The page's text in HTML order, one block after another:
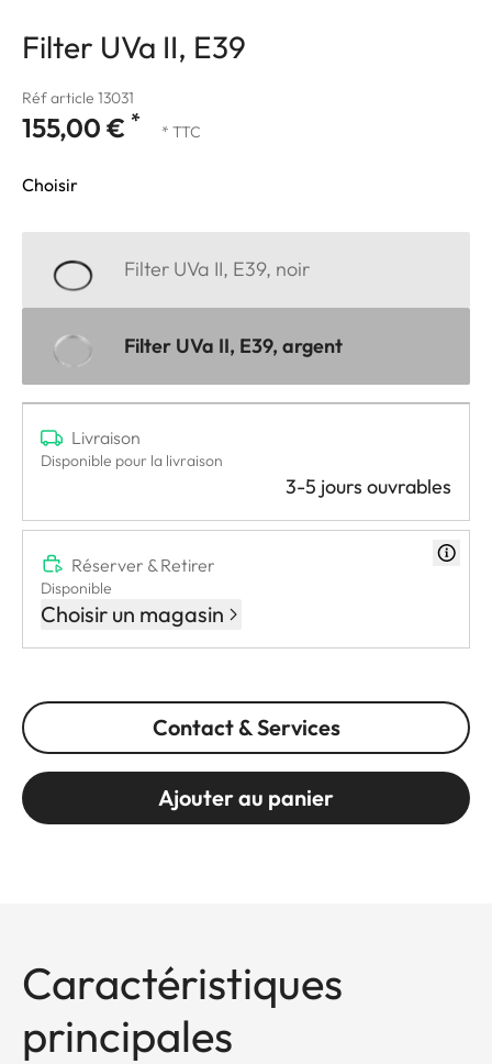
Filter UVa II, E39
Réf article 13031
155,00 € * * TTC
Choisir
Filter UVa II, E39, noir
Filter UVa II, E39, argent
Livraison
Disponible pour la livraison
3-5 jours ouvrables
Réserver & Retirer
Disponible
Choisir un magasin
Contact & Services
Ajouter au panier
Caractéristiques
principales